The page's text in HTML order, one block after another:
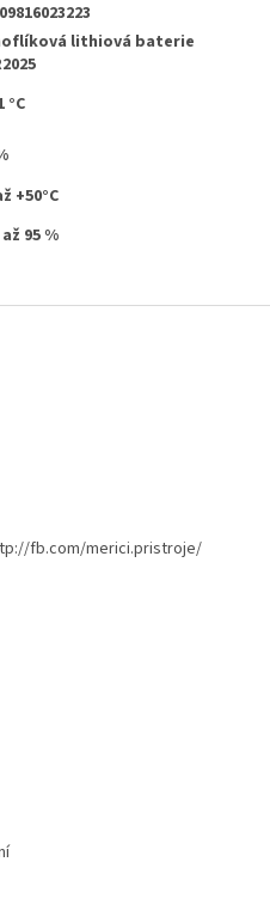
lithiová baterie
°C
+50°C
až 95 %
fb.com/merici.pristroje/